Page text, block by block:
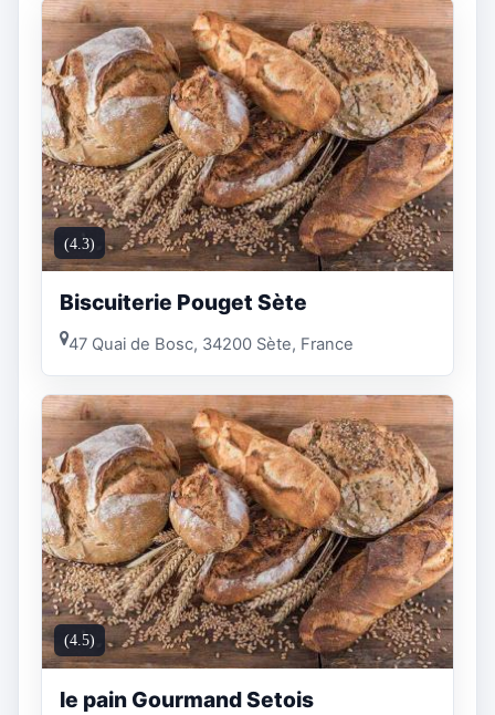
(4.3)
Biscuiterie Pouget Sète
47 Quai de Bosc, 34200 Sète, France
(4.5)
le pain Gourmand Setois